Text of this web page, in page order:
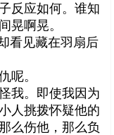
反应如何。谁知
晃啊晃。
看见藏在羽扇后
呢。
我。即使我因为
人挑拨怀疑他的
么伤他，那么负